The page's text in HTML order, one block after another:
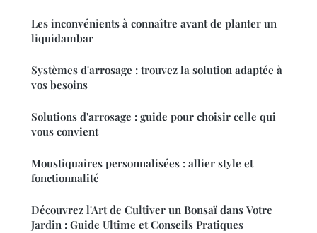
Les inconvénients à connaître avant de planter un
liquidambar
Systèmes d'arrosage : trouvez la solution adaptée à
vos besoins
Solutions d'arrosage : guide pour choisir celle qui
vous convient
Moustiquaires personnalisées : allier style et
fonctionnalité
Découvrez l'Art de Cultiver un Bonsaï dans Votre
Jardin : Guide Ultime et Conseils Pratiques